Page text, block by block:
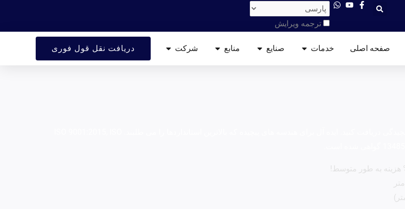
ترجمه ویرایش
صفحه اصلی خدمات باز خدماتصنایع منابع شرکت دریافت نقل قول فوری